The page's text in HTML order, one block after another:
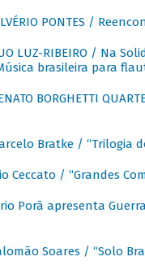
PONTES /
LUZ-RIBEIRO / Na
brasileira para
BORGHETTI
Bratke / “Trilogia
Ceccato / “Grandes
Porã apresenta
Soares / “Solo